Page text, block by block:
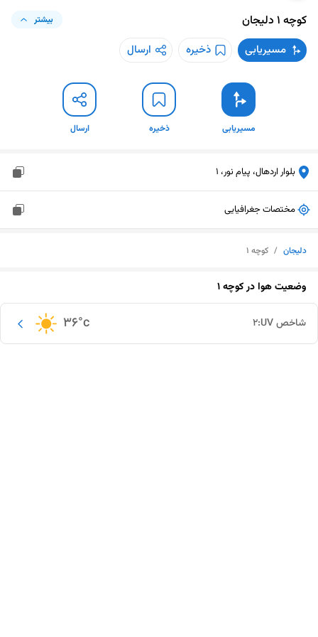
کوچه ۱ دلیجان بیشتر
مسیریابی ذخیره ارسال
مسیریابی ذخیره ارسال
بلوار اردهال، پیام نور، 1
مختصات جغرافیایی
دلیجان / کوچه ۱
وضعیت هوا درکوچه ۱
36°c شاخص UV: 2